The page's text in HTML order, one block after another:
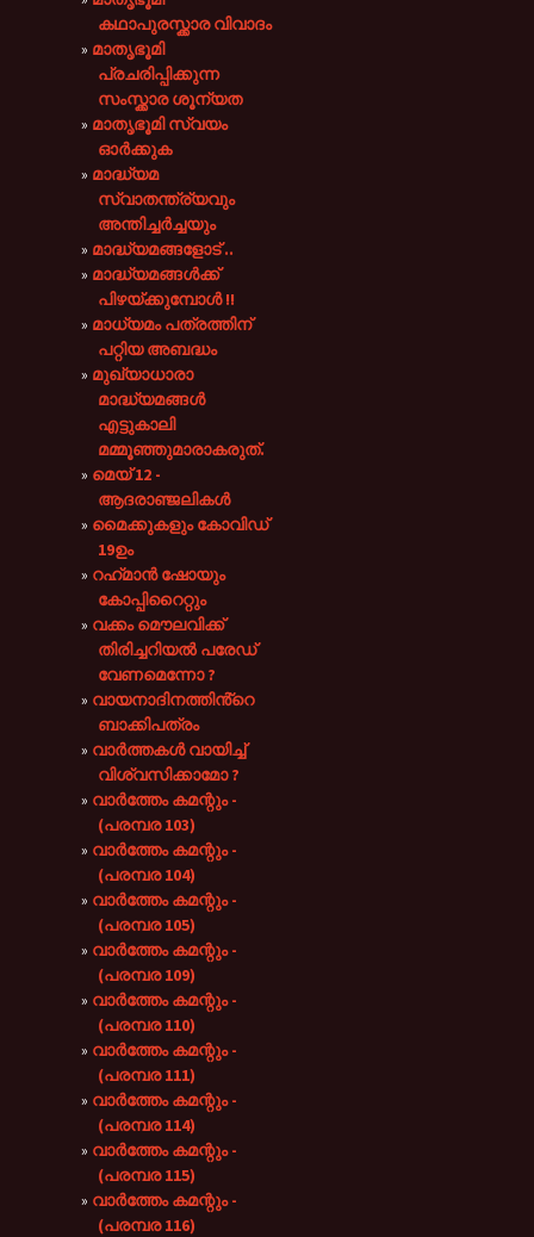
കഥാപുരസ്ക്കാര വിവാദം
മാതൃഭൂമി
പ്രചരിപ്പിക്കുന്ന
സംസ്ക്കാര ശൂന്യത
മാതൃഭൂമി സ്വയം
ഓർക്കുക
മാദ്ധ്യമ
സ്വാതന്ത്ര്യവും
അന്തിച്ചർച്ചയും
മാദ്ധ്യമങ്ങളോട് ..
മാദ്ധ്യമങ്ങൾക്ക്
പിഴയ്ക്കുമ്പോൾ !!
മാധ്യമം പത്രത്തിന്
പറ്റിയ അബദ്ധം
മുഖ്യാധാരാ
മാദ്ധ്യമങ്ങൾ
എട്ടുകാലി
മമ്മൂഞ്ഞുമാരാകരുത്.
മെയ് 12 -
ആദരാഞ്ജലികൾ
മൈക്കുകളും കോവിഡ്
19ഉം
റഹ്‌മാൻ ഷോയും
കോപ്പിറൈറ്റും
വക്കം മൌലവിക്ക്
തിരിച്ചറിയൽ പരേഡ്
വേണമെന്നോ ?
വായനാദിനത്തിൻ്റെ
ബാക്കിപത്രം
വാർത്തകൾ വായിച്ച്
വിശ്വസിക്കാമോ ?
വാർത്തേം കമന്റും -
(പരമ്പര 103)
വാർത്തേം കമന്റും -
(പരമ്പര 104)
വാർത്തേം കമന്റും -
(പരമ്പര 105)
വാർത്തേം കമന്റും -
(പരമ്പര 109)
വാർത്തേം കമന്റും -
(പരമ്പര 110)
വാർത്തേം കമന്റും -
(പരമ്പര 111)
വാർത്തേം കമന്റും -
(പരമ്പര 114)
വാർത്തേം കമന്റും -
(പരമ്പര 115)
വാർത്തേം കമന്റും -
(പരമ്പര 116)